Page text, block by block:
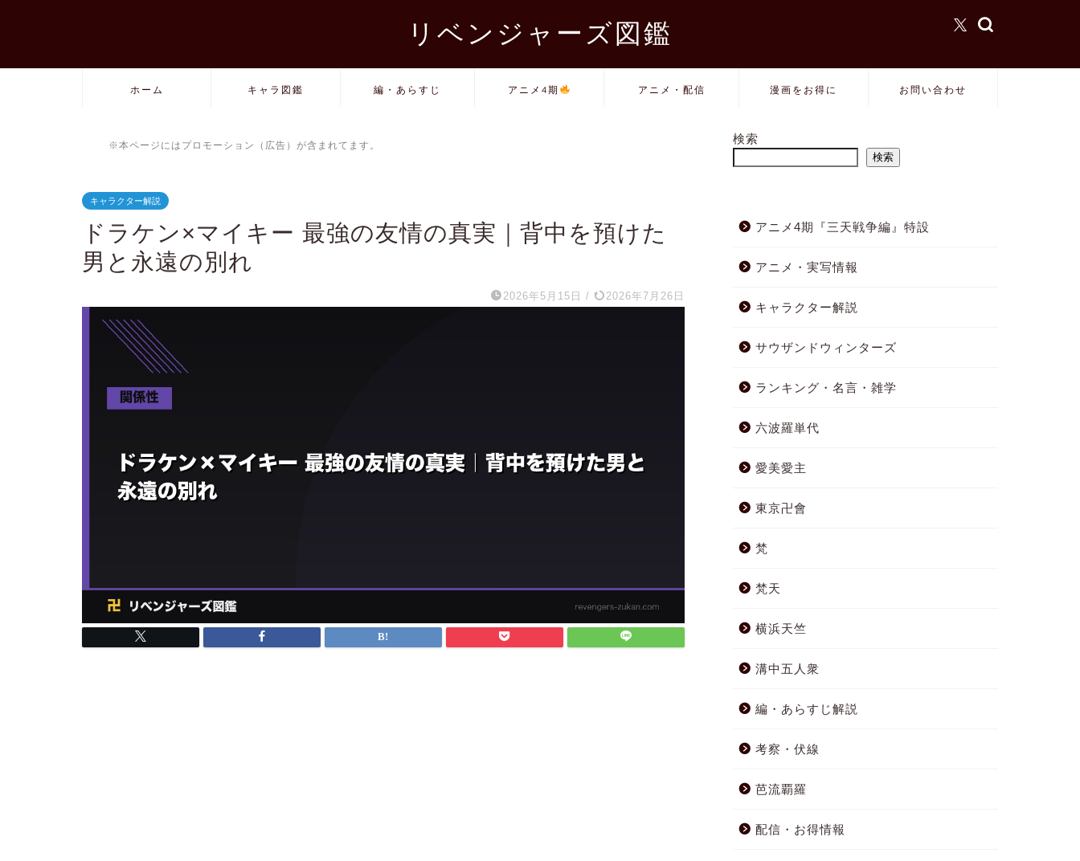
リベンジャーズ図鑑
ホーム キャラ図鑑 編・あらすじ アニメ4期 アニメ・配信 漫画をお得に お問い合わせ
※本ページにはプロモーション（広告）が含まれてます。
キャラクター解説
ドラケン×マイキー 最強の友情の真実｜背中を預けた
男と永遠の別れ
2026年5月15日 / 2026年7月26日
検索
検索
アニメ4期『三天戦争編』特設
アニメ・実写情報
キャラクター解説
サウザンドウィンターズ
ランキング・名言・雑学
六波羅単代
愛美愛主
東京卍會
梵
梵天
横浜天竺
溝中五人衆
編・あらすじ解説
考察・伏線
芭流覇羅
配信・お得情報